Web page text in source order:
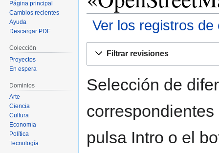
Ver los registros de
navegación
búsqueda
Filtrar revisiones
Selección de
pulsa Intro o el
Página principal
Cambios recientes
Ayuda
Descargar PDF
Colección
Proyectos
En espera
Dominios
Arte
Ciencia
Cultura
Economía
Política
Tecnología